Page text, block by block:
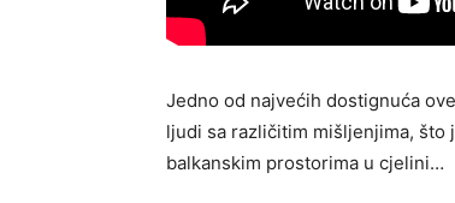
Jedno od najvećih dostignuća
ljudi sa različitim mišljenjima, što
balkanskim prostorima u cjelini…